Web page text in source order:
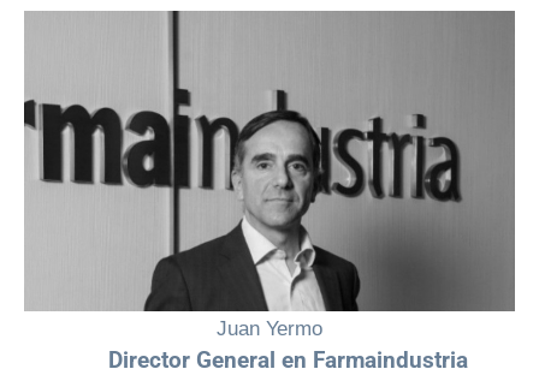
Ver video
Juan Yermo
Director General en Farmaindustria